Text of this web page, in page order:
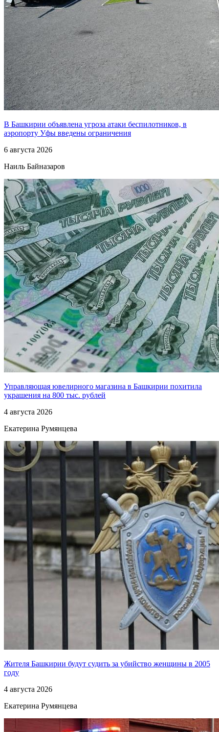
В Башкирии объявлена угроза атаки беспилотников, в
аэропорту Уфы введены ограничения
6 августа 2026
Наиль Байназаров
Управляющая ювелирного магазина в Башкирии похитила
украшения на 800 тыс. рублей
4 августа 2026
Екатерина Румянцева
Жителя Башкирии будут судить за убийство женщины в 2005
году
4 августа 2026
Екатерина Румянцева